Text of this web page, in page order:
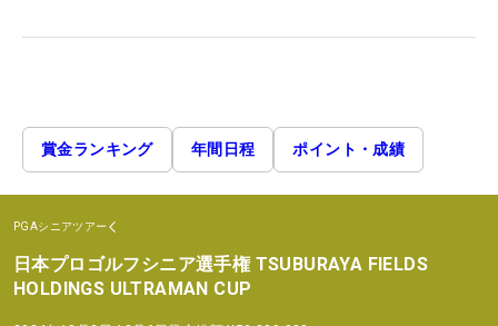
賞金ランキング 年間日程 ポイント・成績
PGAシニアツアー
日本プロゴルフシニア選手権 TSUBURAYA FIELDS
HOLDINGS ULTRAMAN CUP